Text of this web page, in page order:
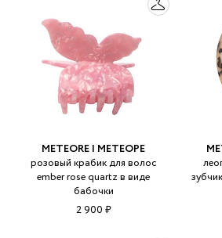
METEORE | МЕТЕОРЕ
розовый крабик для волос
ember rose quartz в виде
бабочки
2 900 ₽